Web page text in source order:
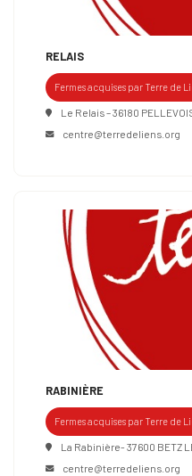
RELAIS
Fermes acquises par Terre de
Le Relais – 36180
centre@terredeliens.org
RABINIÈRE
Fermes acquises par Terre de
La Rabinière- 37600 BETZ
centre@terredeliens.org